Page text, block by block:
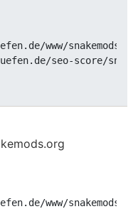
www/
seo-score/
www/